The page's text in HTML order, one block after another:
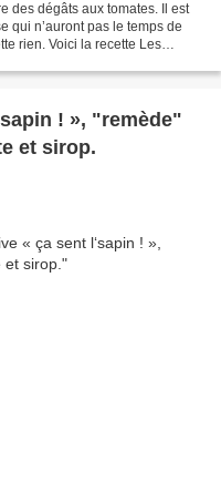
des dégâts aux tomates. Il est
qui n’auront pas le temps de
rien. Voici la recette Les
! », "remède"
et sirop.